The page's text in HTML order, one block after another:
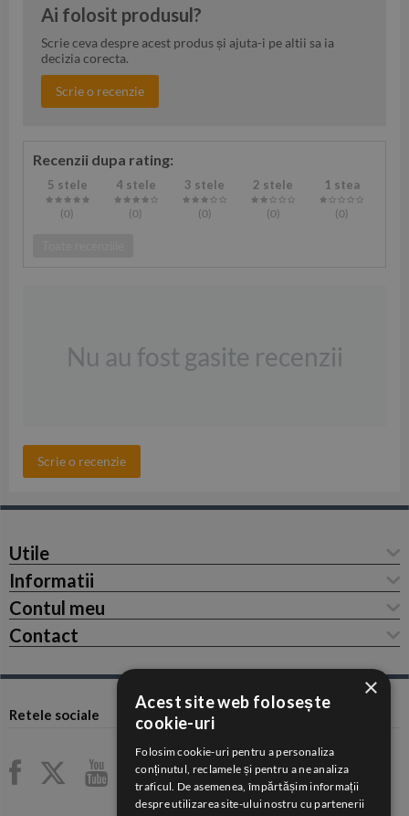
Ai folosit produsul?
Scrie ceva despre acest produs și ajuta-i pe altii sa ia
decizia corecta.
Scrie o recenzie
Recenzii dupa rating:
5 stele
(0)
4 stele
(0)
3 stele
(0)
2 stele
(0)
1 stea
(0)
Nu au fost gasite recenzii
Scrie o recenzie
Utile
Informatii
Contul meu
Contact
Retele sociale
×
Acest site web folosește
cookie-uri
Folosim cookie-uri pentru a personaliza
conținutul, reclamele și pentru a ne analiza
traficul. De asemenea, împărtășim informații
despre utilizarea site-ului nostru cu partenerii